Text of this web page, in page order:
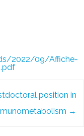
2022/09/Affiche-
position in
→